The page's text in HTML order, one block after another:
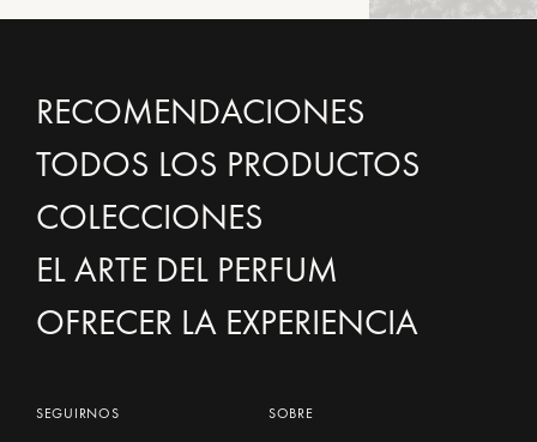
RECOMENDACIONES
TODOS LOS PRODUCTOS
COLECCIONES
EL ARTE DEL PERFUM
OFRECER LA EXPERIENCIA
SEGUIRNOS SOBRE